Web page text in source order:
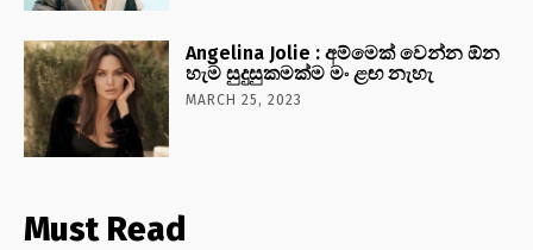
Angelina Jolie : අම්මෙක් වෙන්න ඕන
හැම සුදුසුකමක්ම මං ළඟ නැහැ
MARCH 25, 2023
Must Read